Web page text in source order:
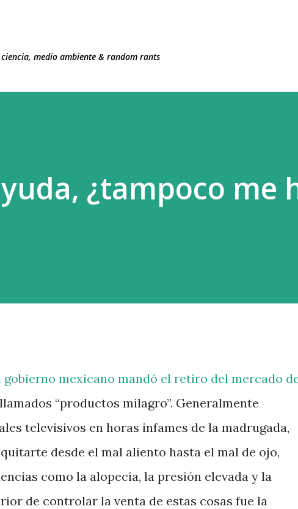
medio ambiente & random rants
¿tampoco me
mexicano mandó el retiro del mercado
“productos milagro”. Generalmente
televisivos en horas infames de la madrugada,
desde el mal aliento hasta el mal de ojo,
como la alopecia, la presión elevada y la
de controlar la venta de estas cosas fue la